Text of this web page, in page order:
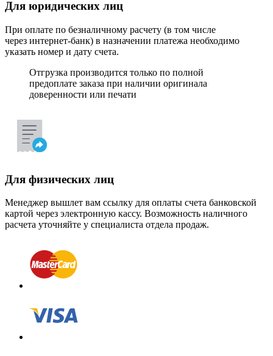
Для юридических лиц
При оплате по безналичному расчету (в том числе
через интернет-банк) в назначении платежа необходимо
указать номер и дату счета.
Отгрузка производится только по полной
предоплате заказа при наличии оригинала
доверенности или печати
Для физических лиц
Менеджер вышлет вам ссылку для оплаты счета банковской
картой через электронную кассу. Возможность наличного
расчета уточняйте у специалиста отдела продаж.